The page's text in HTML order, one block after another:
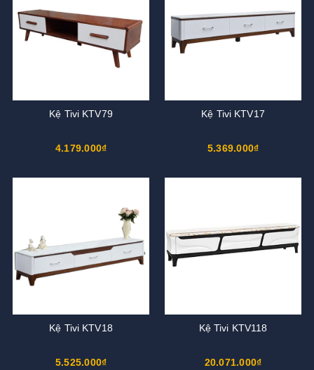
Kệ Tivi KTV79
4.179.000₫
Kệ Tivi KTV17
5.369.000₫
Kệ Tivi KTV18
5.525.000₫
Kệ Tivi KTV118
20.071.000₫